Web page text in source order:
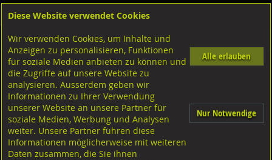
Shop Sicherungselemente Kerbstifte/Kerbnägel
Steck-KerbstifteStahl blank, DIN1474 ISO8741
Diese Website verwendet Cookies
Wir verwenden Cookies, um Inhalte und
Anzeigen zu personalisieren, Funktionen
für soziale Medien anbieten zu können und
die Zugriffe auf unsere Website zu
analysieren. Ausserdem geben wir
Informationen zu Ihrer Verwendung
unserer Website an unsere Partner für
soziale Medien, Werbung und Analysen
weiter. Unsere Partner führen diese
Informationen möglicherweise mit weiteren
Daten zusammen, die Sie ihnen
Alle erlauben
Nur Notwendige